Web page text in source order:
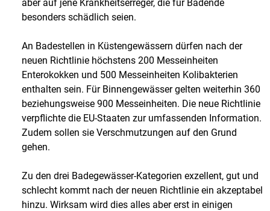
aber auf jene Krankheitserreger, die für Badende
besonders schädlich seien.
An Badestellen in Küstengewässern dürfen nach der
neuen Richtlinie höchstens 200 Messeinheiten
Enterokokken und 500 Messeinheiten Kolibakterien
enthalten sein. Für Binnengewässer gelten weiterhin 360
beziehungsweise 900 Messeinheiten. Die neue Richtlinie
verpflichte die EU-Staaten zur umfassenden Information.
Zudem sollen sie Verschmutzungen auf den Grund
gehen.
Zu den drei Badegewässer-Kategorien exzellent, gut und
schlecht kommt nach der neuen Richtlinie ein akzeptabel
hinzu. Wirksam wird dies alles aber erst in einigen